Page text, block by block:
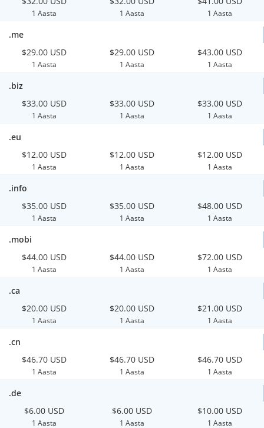
1 Aasta 1 Aasta 1 Aasta
.me
$29.00 USD
1 Aasta
$29.00 USD
1 Aasta
$43.00 USD
1 Aasta
.biz
$33.00 USD
1 Aasta
$33.00 USD
1 Aasta
$33.00 USD
1 Aasta
.eu
$12.00 USD
1 Aasta
$12.00 USD
1 Aasta
$12.00 USD
1 Aasta
.info
$35.00 USD
1 Aasta
$35.00 USD
1 Aasta
$48.00 USD
1 Aasta
.mobi
$44.00 USD
1 Aasta
$44.00 USD
1 Aasta
$72.00 USD
1 Aasta
.ca
$20.00 USD
1 Aasta
$20.00 USD
1 Aasta
$21.00 USD
1 Aasta
.cn
$46.70 USD
1 Aasta
$46.70 USD
1 Aasta
$46.70 USD
1 Aasta
.de
$6.00 USD
1 Aasta
$6.00 USD
1 Aasta
$10.00 USD
1 Aasta